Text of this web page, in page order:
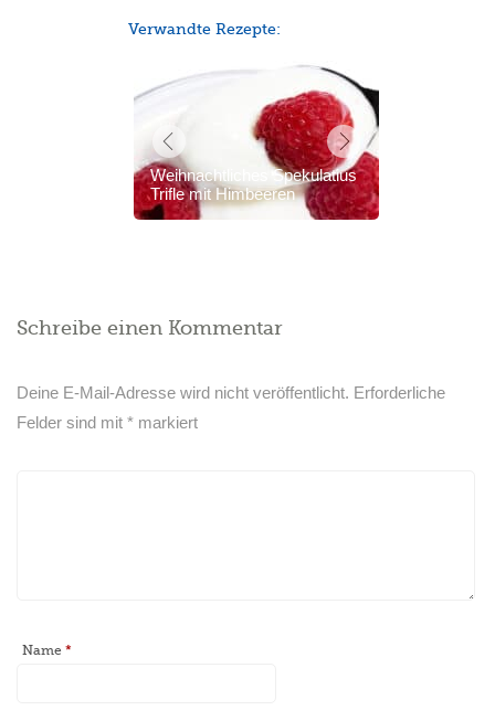
Verwandte Rezepte:
Weihnachtliches Spekulatius
Trifle mit Himbeeren
Schreibe einen Kommentar
Deine E-Mail-Adresse wird nicht veröffentlicht. Erforderliche
Felder sind mit* markiert
Name*